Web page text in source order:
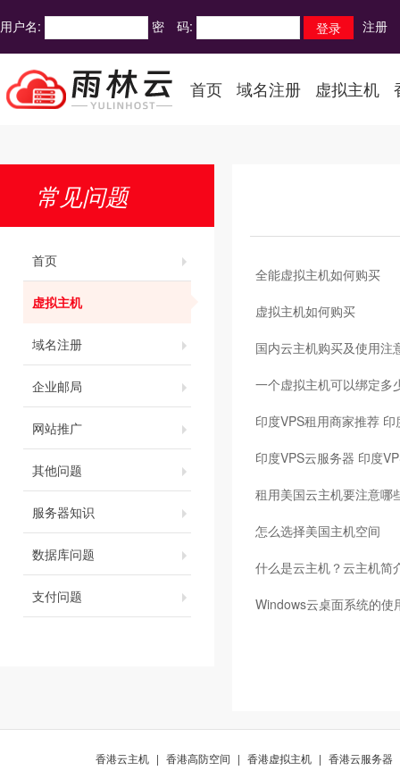
用户名: 密 码: 注册
首页 域名注册 虚拟主机
常见问题
首页
虚拟主机
域名注册
企业邮局
网站推广
其他问题
服务器知识
数据库问题
支付问题
全能虚拟主机如何购买
虚拟主机如何购买
国内云主机购买及使用注
一个虚拟主机可以绑定多
印度VPS租用商家推荐
印度VPS云服务器 印度
租用美国云主机要注意哪
怎么选择美国主机空间
什么是云主机？云主机简
Windows云桌面系统的使
香港云主机 | 香港高防空间 | 香港虚拟主机 | 香港云服务器